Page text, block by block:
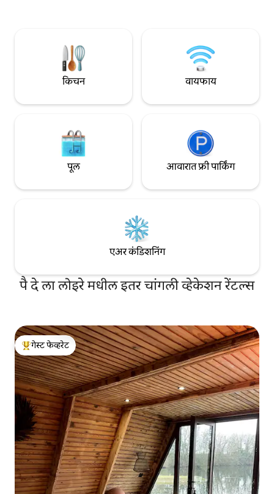
घेण्यासाठी परिपूर्ण ठिकाण.
किचन वायफाय
पूल आवारात फ्री पार्किंग
एअर कंडिशनिंग
पै दे ला लोइरे मधील इतर चांगली व्हेकेशन रेंटल्स
टॉप गेस्ट फेव्हरेट
गेस्ट फेव्हरेट